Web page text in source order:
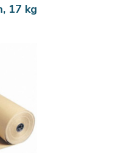
17 kg